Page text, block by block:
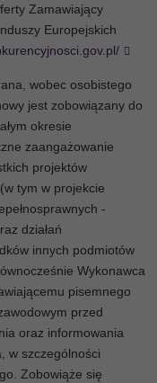
Zamawiający
Europejskich
wobec osobistego
jest zobowiązany do
okresie
zaangażowanie
projektów
tym w projekcie
-
działań
innych podmiotów
Wykonawca
pisemnego
przed
oraz informowania
w szczególności
Zobowiąże się